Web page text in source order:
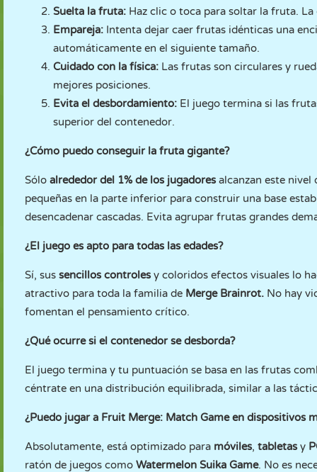
Suelta la fruta: Haz clic o toca para soltar la fruta.
Empareja: Intenta dejar caer frutas idénticas una
automáticamente en el siguiente tamaño.
Cuidado con la física: Las frutas son circulares y
mejores posiciones.
Evita el desbordamiento: El juego termina si las
superior del contenedor.
¿Cómo puedo conseguir la fruta gigante?
Sólo alrededor del 1% de los jugadoresalcanzan este nivel
pequeñas en la parte inferior para construir una base
desencadenar cascadas. Evita agrupar frutas grandes
¿El juego es apto para todas las edades?
Sí, sus sencillos controlesy coloridos efectos visuales lo
atractivo para toda la familia de Merge Brainrot. No hay
fomentan el pensamiento crítico.
¿Qué ocurre si el contenedor se desborda?
El juego termina y tu puntuación se basa en las frutas
céntrate en una distribución equilibrada, similar a las
¿Puedo jugar a Fruit Merge: Match Game en dispositivos
Absolutamente, está optimizado para móviles, tabletasy
ratón de juegos como Watermelon Suika Game. No es